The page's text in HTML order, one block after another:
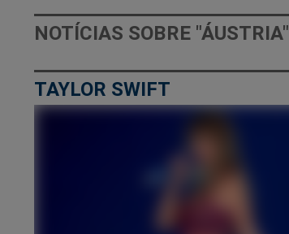
NOTÍCIAS SOBRE "ÁUSTRIA"
TAYLOR SWIFT